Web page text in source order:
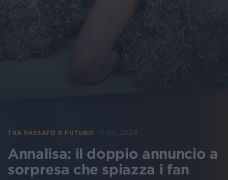
TRA PASSATO E FUTURO 11 dic 2024
Annalisa: il doppio annuncio a
sorpresa che spiazza i fan